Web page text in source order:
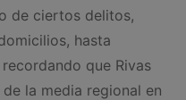
de ciertos delitos,
hasta
que Rivas
la media regional en